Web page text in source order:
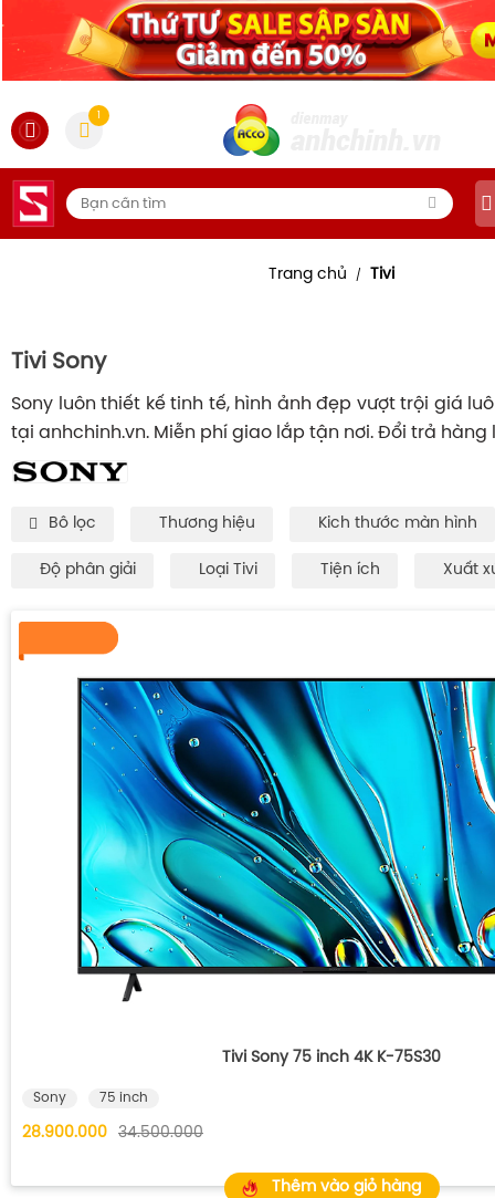
Trang chủ / Tivi
Tivi Sony
Sony luôn thiết kế tinh tế, hình ảnh đẹp vượt trội giá
tại anhchinh.vn. Miễn phí giao lắp tận nơi. Đổi trả hàng
Bô lọc Thương hiệu Kich thước màn hình
Độ phân giải Loại Tivi Tiện ích Xuất
Tivi Sony 75 inch 4K K-75S30
Sony 75 inch
28.900.000 34.500.000
Thêm vào giỏ hàng